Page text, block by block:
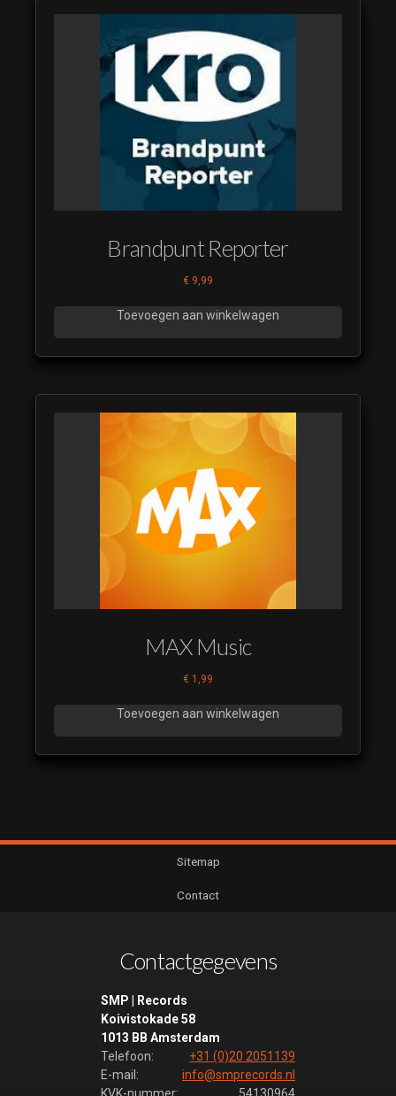
Brandpunt Reporter
€ 9,99
Toevoegen aan winkelwagen
MAX Music
€ 1,99
Toevoegen aan winkelwagen
Sitemap
Contact
Contactgegevens
SMP | Records
Koivistokade 58
1013 BB Amsterdam
Telefoon:
+31 (0)20 2051139
E-mail:
info@smprecords.nl
KVK-nummer:
54130964